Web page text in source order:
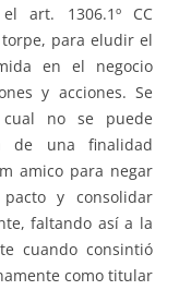
art. 1306.1º CC
para eludir el
en el negocio
y acciones. Se
no se puede
de una finalidad
amico para negar
y consolidar
faltando así a la
cuando consintió
como titular